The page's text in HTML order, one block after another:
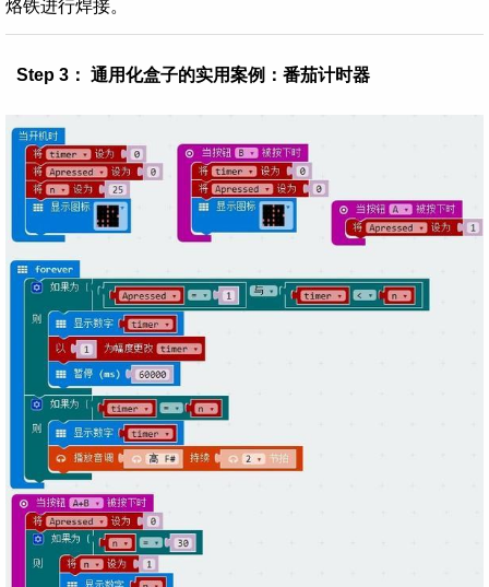
烙铁进行焊接。
Step 3： 通用化盒子的实用案例：番茄计时器